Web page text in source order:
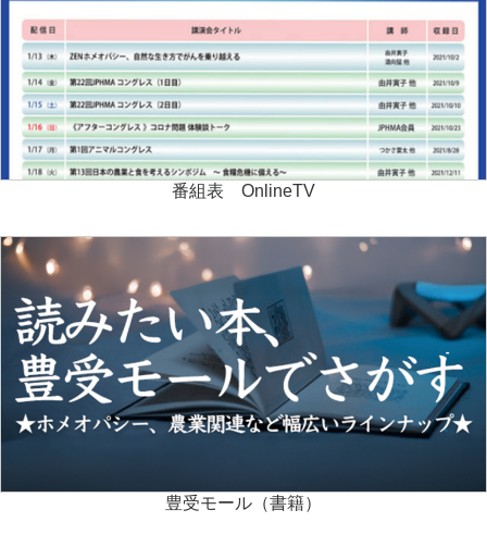
番組表 OnlineTV
豊受モール（書籍）